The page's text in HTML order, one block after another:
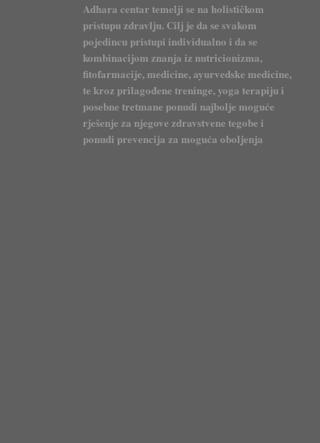
Adhara centar temelji se na holističkom
pristupu zdravlju. Cilj je da se svakom
pojedincu pristupi individualno i da se
kombinacijom znanja iz nutricionizma,
fitofarmacije, medicine, ayurvedske medicine,
te kroz prilagođene treninge, yoga terapiju i
posebne tretmane ponudi najbolje moguće
rješenje za njegove zdravstvene tegobe i
ponudi prevencija za moguća oboljenja